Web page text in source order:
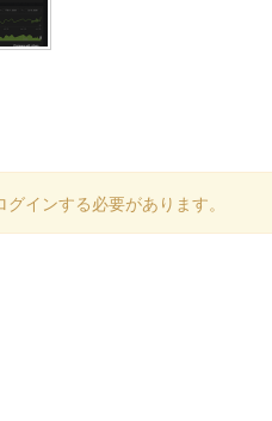
インする必要があります。